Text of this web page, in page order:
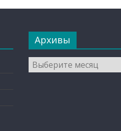
Архивы
Архивы